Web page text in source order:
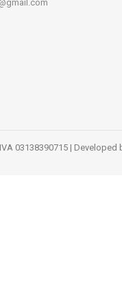
03138390715 | Developed